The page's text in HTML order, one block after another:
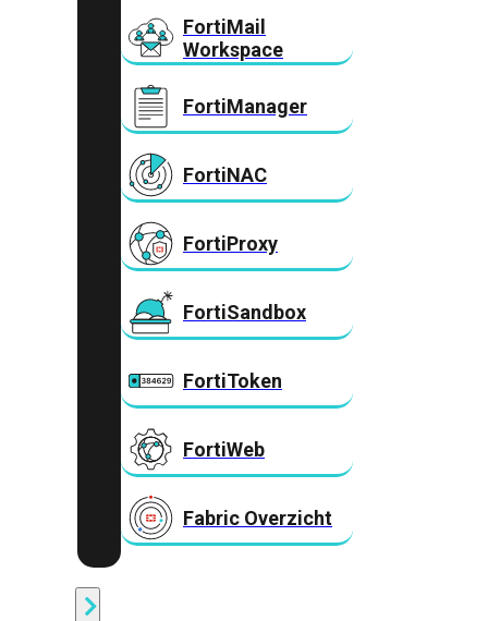
FortiMail
Workspace
FortiManager
FortiNAC
FortiProxy
FortiSandbox
FortiToken
FortiWeb
Fabric Overzicht